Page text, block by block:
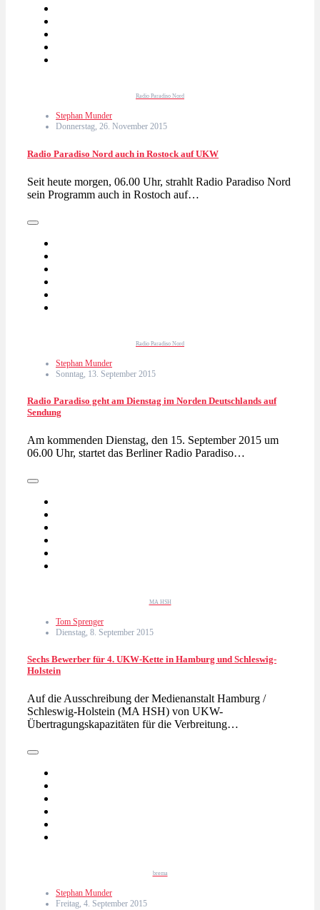
Radio Paradiso Nord
Stephan Munder
Donnerstag, 26. November 2015
Radio Paradiso Nord auch in Rostock auf UKW
Seit heute morgen, 06.00 Uhr, strahlt Radio Paradiso Nord
sein Programm auch in Rostoch auf…
Radio Paradiso Nord
Stephan Munder
Sonntag, 13. September 2015
Radio Paradiso geht am Dienstag im Norden Deutschlands auf
Sendung
Am kommenden Dienstag, den 15. September 2015 um
06.00 Uhr, startet das Berliner Radio Paradiso…
MA HSH
Tom Sprenger
Dienstag, 8. September 2015
Sechs Bewerber für 4. UKW-Kette in Hamburg und Schleswig-
Holstein
Auf die Ausschreibung der Medienanstalt Hamburg /
Schleswig-Holstein (MA HSH) von UKW-
Übertragungskapazitäten für die Verbreitung…
brema
Stephan Munder
Freitag, 4. September 2015